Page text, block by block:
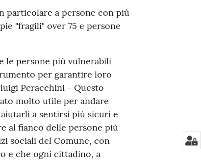
particolare a persone con più
"fragili" over 75 e persone
le persone più vulnerabili
per garantire loro
Peracchini - Questo
molto utile per andare
a sentirsi più sicuri e
al fianco delle persone più
sociali del Comune, con
e che ogni cittadino, a